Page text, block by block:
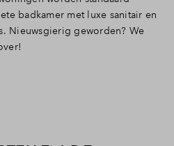
badkamer met luxe sanitair en
Nieuwsgierig geworden? We